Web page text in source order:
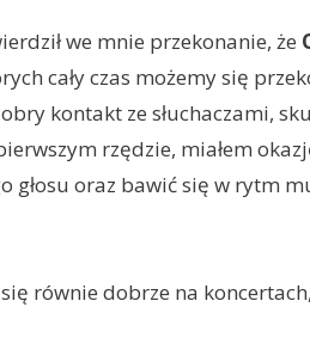
we mnie przekonanie, że
cały czas możemy się
kontakt ze słuchaczami,
rzędzie, miałem
głosu oraz bawić się w rytm
równie dobrze na